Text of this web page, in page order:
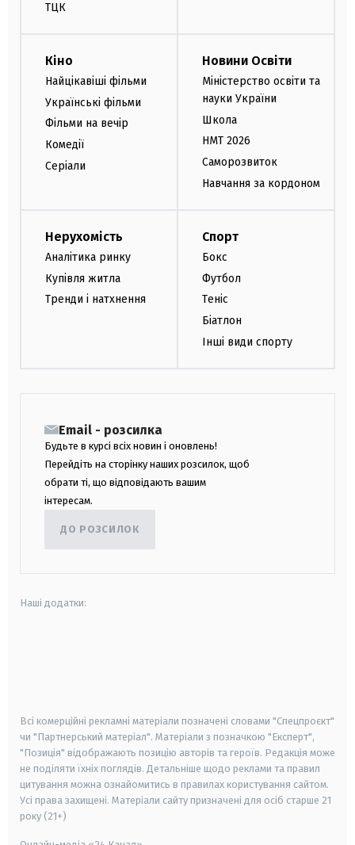
ТЦК
Кіно
Найцікавіші фільми
Українські фільми
Фільми на вечір
Комедії
Серіали
Новини Освіти
Міністерство освіти та
науки України
Школа
НМТ 2026
Саморозвиток
Навчання за кордоном
Нерухомість
Аналітика ринку
Купівля житла
Тренди і натхнення
Спорт
Бокс
Футбол
Теніс
Біатлон
Інші види спорту
Email - розсилка
Будьте в курсі всіх новин і оновлень!
Перейдіть на сторінку наших розсилок, щоб
обрати ті, що відповідають вашим
інтересам.
ДО РОЗСИЛОК
Наші додатки:
Всі комерційні рекламні матеріали позначені словами "Спецпроєкт"
чи "Партнерський матеріал". Матеріали з позначкою "Експерт",
"Позиція" відображають позицію авторів та героїв. Редакція може
не поділяти їхніх поглядів. Детальніше щодо реклами та правил
цитування можна ознайомитись в правилах користування сайтом.
Усі права захищені. Матеріали сайту призначені для осіб старше 21
року (21+)